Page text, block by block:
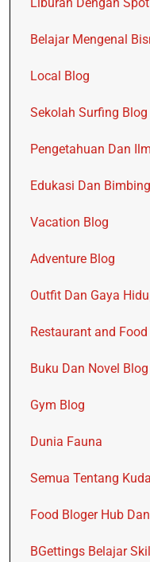
Belajar Mengenal
Local Blog
Sekolah Surfing Blog
Pengetahuan Dan
Edukasi Dan
Vacation Blog
Adventure Blog
Outfit Dan Gaya
Restaurant and
Buku Dan Novel Blog
Gym Blog
Dunia Fauna
Semua Tentang Kuda
Food Bloger Hub
BGettings Belajar